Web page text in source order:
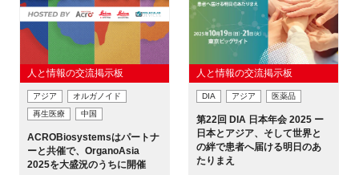
人と情報の交流掲示板
アジア
オルガノイド
再生医療
中国
ACROBiosystemsはパートナ
ーと共催で、OrganoAsia
2025を大盛況のうちに開催
人と情報の交流掲示板
DIA アジア 医薬品
第22回 DIA 日本年会 2025 ー
日本とアジア、そして世界と
の絆で患者へ届ける明日のあ
たりまえ